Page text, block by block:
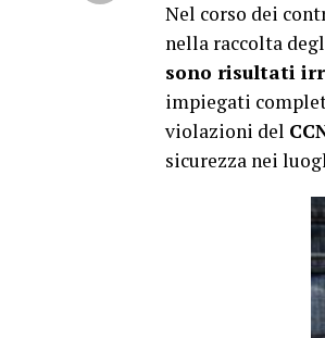
Nel corso dei
nella raccolta
sono risultati
impiegati
violazioni del
sicurezza nei